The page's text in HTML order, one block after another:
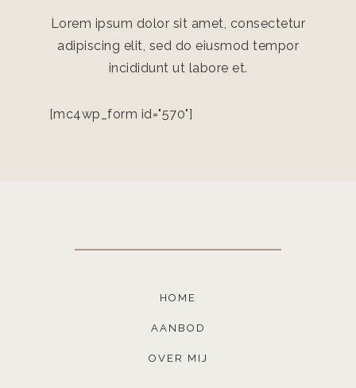
Lorem ipsum dolor sit amet, consectetur
adipiscing elit, sed do eiusmod tempor
incididunt ut labore et.
[mc4wp_form id="570"]
HOME
AANBOD
OVER MIJ